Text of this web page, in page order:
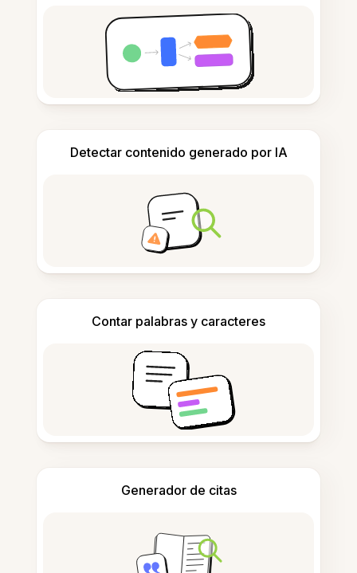
Detectar contenido generado por IA
Contar palabras y caracteres
Generador de citas